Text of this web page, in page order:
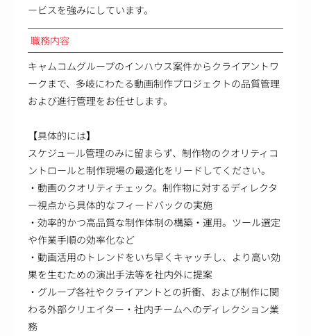
ービスを強みにしています。
職務内容
キャムコムグループのインハウス案件からクライアントワ
ークまで、多岐にわたる動画制作プロジェクトの品質管理
および進行管理をお任せします。
【具体的には】
スケジュール管理のみに留まらず、制作物のクオリティコ
ントロールと制作現場の最適化をリードしてください。
・動画のクオリティチェック。制作物に対するディレクタ
ー視点から具体的なフィードバックの実施
・効率的かつ高品質な制作体制の構築・運用。ツール選定
や作業手順の効率化など
・動画活用のトレンドをいち早くキャッチし、より高い効
果を生むための演出手法等を社内外に提案
・グループ各社やクライアントとの折衝、および制作に関
わる外部クリエイター・社内チームへのディレクション業
務